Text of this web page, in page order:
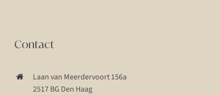
Contact
Laan van Meerdervoort 156a
2517 BG Den Haag